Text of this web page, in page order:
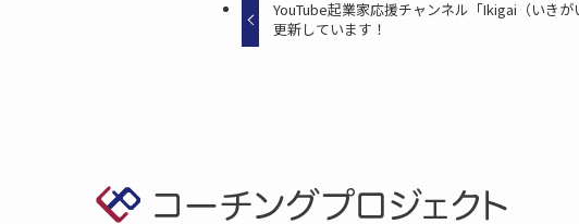
YouTube起業家応援チャンネル「Ikigai（いき
更新しています！